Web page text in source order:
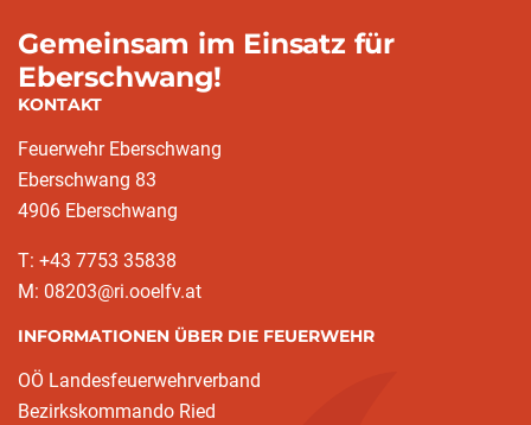
Gemeinsam im Einsatz für
Eberschwang!
KONTAKT
Feuerwehr Eberschwang
Eberschwang 83
4906 Eberschwang
T: +43 7753 35838
M: 08203@ri.ooelfv.at
INFORMATIONEN ÜBER DIE FEUERWEHR
OÖ Landesfeuerwehrverband
Bezirkskommando Ried